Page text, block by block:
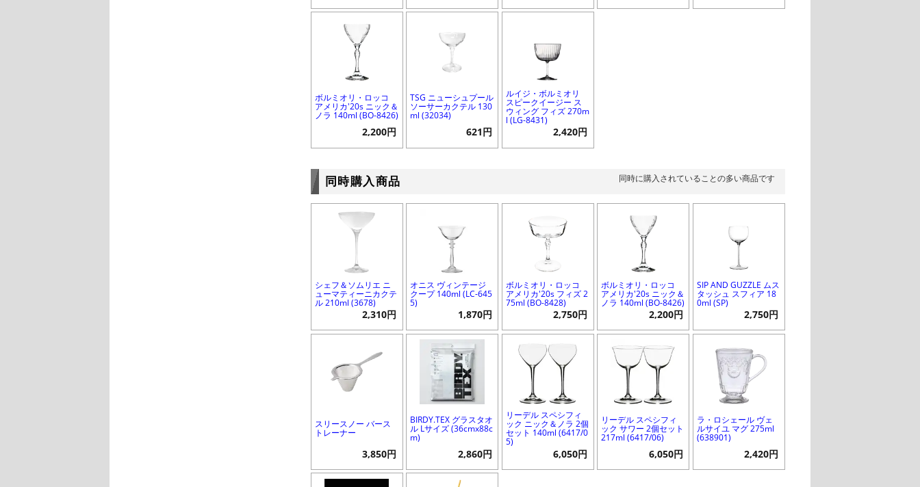
ボルミオリ・ロッコ
アメリカ'20s ニック＆
ノラ 140ml (BO-8426)
2,200円
TSG ニューシュプール
ソーサーカクテル 130
ml (32034)
621円
ルイジ・ボルミオリ
スピークイージー ス
ウィング フィズ 270m
l (LG-8431)
2,420円
同時購入商品 同時に購入されていることの多い商品です
シェフ＆ソムリエ ニ
ューマティーニカクテ
ル 210ml (3678)
2,310円
オニス ヴィンテージ
クープ 140ml (LC-645
5)
1,870円
ボルミオリ・ロッコ
アメリカ'20s フィズ 2
75ml (BO-8428)
2,750円
ボルミオリ・ロッコ
アメリカ'20s ニック＆
ノラ 140ml (BO-8426)
2,200円
SIP AND GUZZLE ムス
タッシュ スフィア 18
0ml (SP)
2,750円
スリースノー バース
トレーナー
3,850円
BIRDY.TEX グラスタオ
ル Lサイズ (36cmx88c
m)
2,860円
リーデル スペシフィ
ック ニック＆ノラ 2個
セット 140ml (6417/0
5)
6,050円
リーデル スペシフィ
ック サワー 2個セット
217ml (6417/06)
6,050円
ラ・ロシェール ヴェ
ルサイユ マグ 275ml
(638901)
2,420円